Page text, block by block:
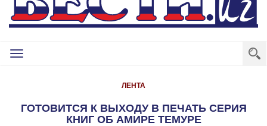
Toggle
ЛЕНТА
ГОТОВИТСЯ К ВЫХОДУ В ПЕЧАТЬ СЕРИЯ
КНИГ ОБ АМИРЕ ТЕМУРЕ